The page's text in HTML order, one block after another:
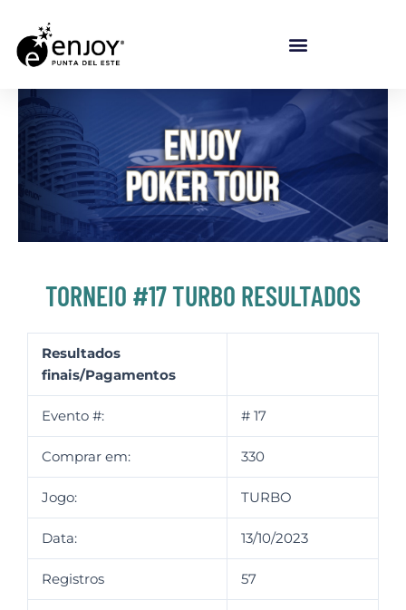
TORNEIO #17 TURBO RESULTADOS
Resultados
finais/Pagamentos
Evento #: # 17
Comprar em: 330
Jogo: TURBO
Data: 13/10/2023
Registros 57